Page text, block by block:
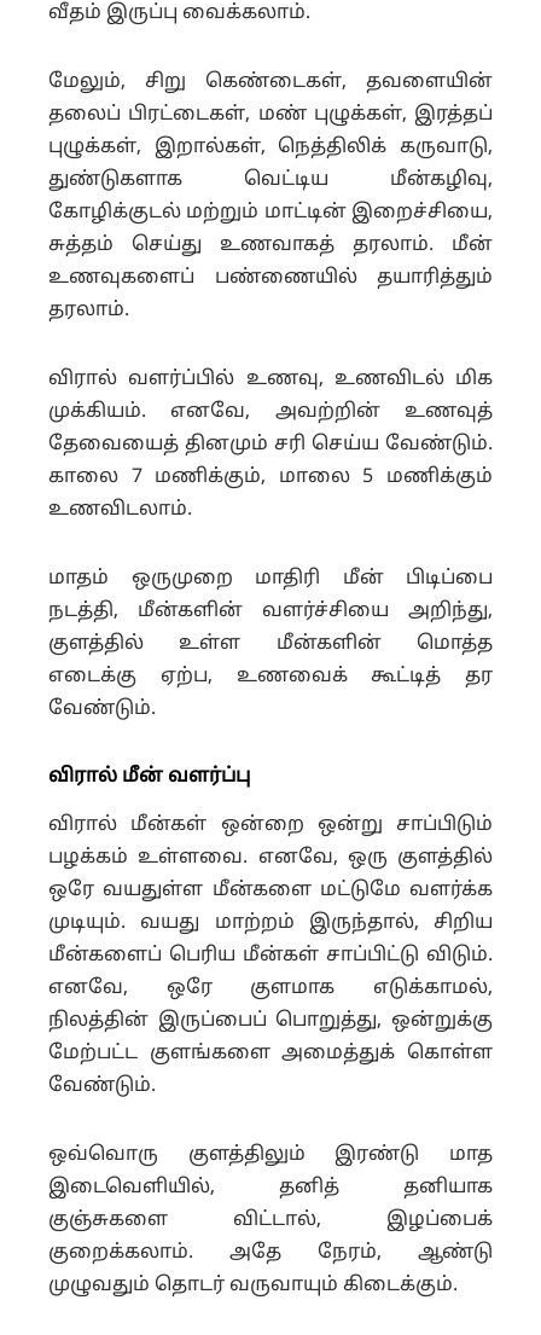
வீதம் இருப்பு வைக்கலாம்.
மேலும், சிறு கெண்டைகள், தவளையின்
தலைப் பிரட்டைகள், மண் புழுக்கள், இரத்தப்
புழுக்கள், இறால்கள், நெத்திலிக் கருவாடு,
துண்டுகளாக வெட்டிய மீன்கழிவு,
கோழிக்குடல் மற்றும் மாட்டின் இறைச்சியை,
சுத்தம் செய்து உணவாகத் தரலாம். மீன்
உணவுகளைப் பண்ணையில் தயாரித்தும்
தரலாம்.
விரால் வளர்ப்பில் உணவு, உணவிடல் மிக
முக்கியம். எனவே, அவற்றின் உணவுத்
தேவையைத் தினமும் சரி செய்ய வேண்டும்.
காலை 7 மணிக்கும், மாலை 5 மணிக்கும்
உணவிடலாம்.
மாதம் ஒருமுறை மாதிரி மீன் பிடிப்பை
நடத்தி, மீன்களின் வளர்ச்சியை அறிந்து,
குளத்தில் உள்ள மீன்களின் மொத்த
எடைக்கு ஏற்ப, உணவைக் கூட்டித் தர
வேண்டும்.
விரால் மீன் வளர்ப்பு
விரால் மீன்கள் ஒன்றை ஒன்று சாப்பிடும்
பழக்கம் உள்ளவை. எனவே, ஒரு குளத்தில்
ஒரே வயதுள்ள மீன்களை மட்டுமே வளர்க்க
முடியும். வயது மாற்றம் இருந்தால், சிறிய
மீன்களைப் பெரிய மீன்கள் சாப்பிட்டு விடும்.
எனவே, ஒரே குளமாக எடுக்காமல்,
நிலத்தின் இருப்பைப் பொறுத்து, ஒன்றுக்கு
மேற்பட்ட குளங்களை அமைத்துக் கொள்ள
வேண்டும்.
ஒவ்வொரு குளத்திலும் இரண்டு மாத
இடைவெளியில், தனித் தனியாக
குஞ்சுகளை விட்டால், இழப்பைக்
குறைக்கலாம். அதே நேரம், ஆண்டு
முழுவதும் தொடர் வருவாயும் கிடைக்கும்.